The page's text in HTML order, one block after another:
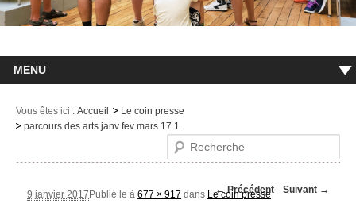
MENU
Le musée
Visites et activités
Evénements et expositions
Vous êtes ici : Accueil
Le coin presse
parcours des arts janv fev mars 17 1
Recherche
Navigation des
← Précédent Suivant →
Publié le
9 janvier 2017 à677 × 917 dans Le coin presse